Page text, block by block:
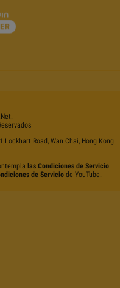
Road, Wan Chai, Hong Kong
las Condiciones de Servicio
de Serviciode YouTube.